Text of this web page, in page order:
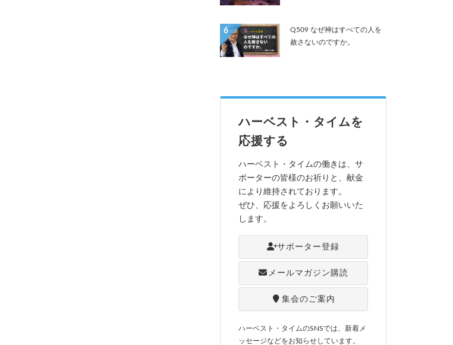
6
Q509 なぜ神はすべての人を
赦さないのですか。
ハーベスト・タイムを
応援する
ハーベスト・タイムの働きは、サ
ポーターの皆様のお祈りと、献金
により維持されております。
ぜひ、応援をよろしくお願いいた
します。
サポーター登録
メールマガジン購読
集会のご案内
ハーベスト・タイムのSNSでは、新着メ
ッセージなどをお知らせしています。